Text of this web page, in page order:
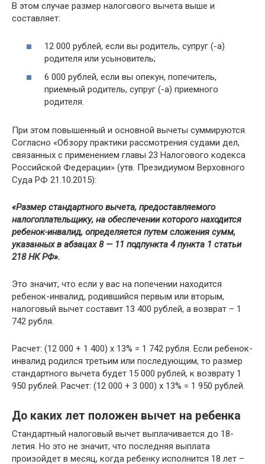
В этом случае размер налогового вычета выше и
составляет:
12 000 рублей, если вы родитель, супруг (-а)
родителя или усыновитель;
6 000 рублей, если вы опекун, попечитель,
приемный родитель, супруг (-а) приемного
родителя.
При этом повышенный и основной вычеты суммируются.
Согласно «Обзору практики рассмотрения судами дел,
связанных с применением главы 23 Налогового кодекса
Российской Федерации» (утв. Президиумом Верховного
Суда РФ 21.10.2015):
«Размер стандартного вычета, предоставляемого
налогоплательщику, на обеспечении которого находится
ребенок-инвалид, определяется путем сложения сумм,
указанных в абзацах 8 — 11 подпункта 4 пункта 1 статьи
218 НК РФ».
Это значит, что если у вас на попечении находится
ребенок-инвалид, родившийся первым или вторым,
налоговый вычет составит 13 400 рублей, а возврат – 1
742 рубля.
Расчет: (12 000 + 1 400) х 13% = 1 742 рубля. Если ребенок-
инвалид родился третьим или последующим, то размер
стандартного вычета будет 15 000 рублей, к возврату 1
950 рублей. Расчет: (12 000 + 3 000) х 13% = 1 950 рублей.
До каких лет положен вычет на ребенка
Стандартный налоговый вычет выплачивается до 18-
летия. Но это не значит, что последняя выплата
произойдет в месяц, когда ребенку исполнится 18 лет –